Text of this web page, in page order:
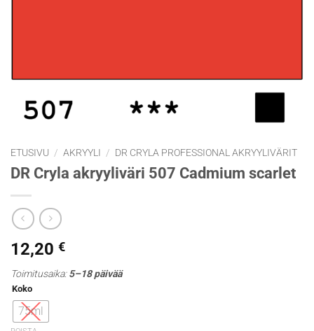
ETUSIVU / AKRYYLI / DR CRYLA PROFESSIONAL AKRYYLIVÄRIT
DR Cryla akryyliväri 507 Cadmium scarlet
12,20 €
Toimitusaika:5–18 päivää
Koko
75ml